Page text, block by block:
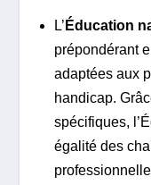
L’ Éducation
prépondérant
adaptées aux
handicap.
spécifiques,
égalité des